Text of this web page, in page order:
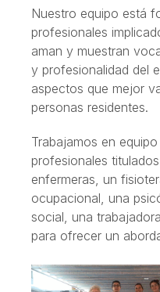
Nuestro equipo está
profesionales
aman y muestran
y profesionalidad del
aspectos que mejor
personas residentes.
Trabajamos en
profesionales
enfermeras, un
ocupacional, una
social, una
para ofrecer un